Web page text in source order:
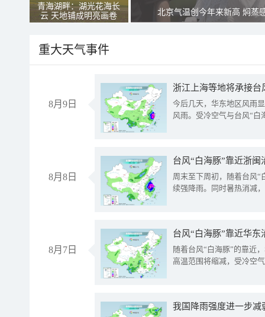
青海湖畔：湖光花海长
云 天地铺成明亮画卷
北京气温创今年来新高 焖蒸
重大天气事件
8月9日
浙江上海等地将承接台
今后几天，华东地区风雨
风雨。受冷空气与台风“白
8月8日
台风“白海豚”靠近浙
周末至下周初，随着台风“
续强降雨。同时暑热消减
8月7日
台风“白海豚”靠近华
随着台风“白海豚”的靠近
高温范围将缩减，受冷空